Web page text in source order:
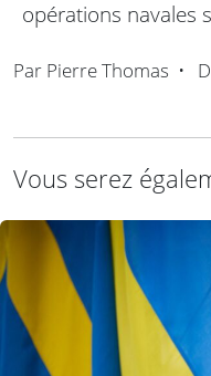
opérations navales
Par Pierre Thomas •
Vous serez